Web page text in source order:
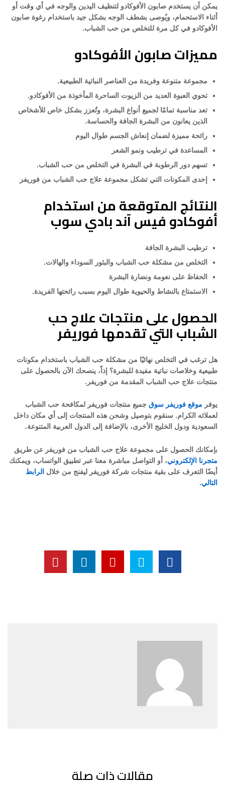
يمكن أن يستخدم صابون الأفوكادو لتنظيف اليدين والوجه في أي وقت أو
أثناء الاستحمام، ويُوصى بشطف الوجه بشكل جيد باستخدام رغوة صابون
الأفوكادو في كل مرة للتخلص من حب الشباب.
مميزات صابون الأفوكادو
مجموعة متنوعة وفريدة من العناصر النباتية الطبيعية.
تحوي العبوة العديد من الزيوت الساحرة المأخوذة من الأفوكادو.
تعد مناسبة تمامًا لجميع أنواع البشرة، وتُعزز بشكل خاص للأشخاص
الذين يعانون من البشرة الجافة والحساسة.
رائحة مميزة لضمان إنعاش الجسم طوال اليوم
المساعدة في ترطيب ونمو الشعر
تسهم دور الرطوبة في البشرة في التخلص من حب الشباب.
إحدى المكونات التي تشكل مجموعة علاج حب الشباب من فوريفر
النتائج المتوقعة من استخدام
أفوكادو فيس آند بادي سوب
ترطيب البشرة الجافة
التخلص من مشكلة حب الشباب والبثور السوداء والهالات.
الحفاظ على نعومة ونضارة البشرة
الاستمتاع بالنشاط والحيوية طوال اليوم بسبب رائحتها الفريدة.
الحصول على منتجات علاج حب
الشباب التي تقدمها فوريفر
هل ترغب في التخلص نهائيًا من مشكلة حب الشباب باستخدام مكونات
طبيعية وخلاصات نباتية مفيدة للبشرة؟ إذاً، ينصحك الآن بالحصول على
منتجات علاج حب الشباب المقدمة من فوريفر.
يوفر موقع فوريفر سوق جميع منتجات فوريفر لمكافحة حب الشباب
لعملائه الكرام. سنقوم بتوصيل وشحن هذه المنتجات إلى أي مكان داخل
السعودية ودول الخليج الأخرى، بالإضافة إلى الدول العربية المتنوعة.
بإمكانك الحصول على مجموعة علاج حب الشباب من فوريفر عن طريق
متجرنا الإلكتروني، أو التواصل مباشرة معنا عبر تطبيق الواتساب، ويمكنك
أيضًا التعرف على بقية منتجات شركة فوريفر ليفنج من خلال الرابط
التالي.
مقالات ذات صلة